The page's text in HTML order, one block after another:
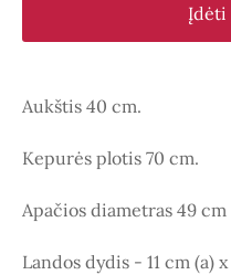
Įdėti
Aukštis 40 cm.
Kepurės plotis 70 cm.
Apačios diametras 49 cm
Landos dydis - 11 cm (a)